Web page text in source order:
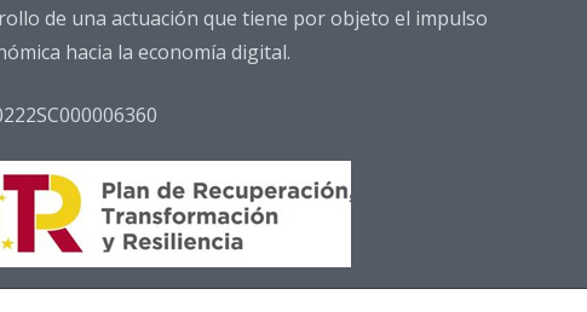
de una actuación que tiene por objeto el impulso
hacia la economía digital.